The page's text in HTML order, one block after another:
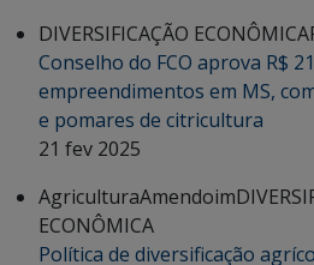
DIVERSIFICAÇÃO ECONÔMICA
Conselho do FCO aprova R$
empreendimentos em MS,
e pomares de citricultura
21 fev 2025
AgriculturaAmendoim
ECONÔMICA
Política de diversificação